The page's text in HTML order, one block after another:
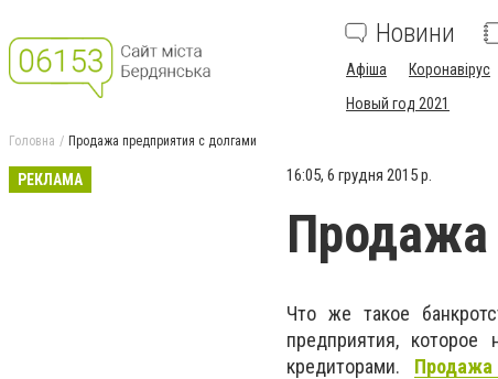
Новини
Афіша Коронавірус
Новый год 2021
Головна Продажа предприятия с долгами
РЕКЛАМА 16:05, 6 грудня 2015 р.
Продажа
Что же такое
предприятия,
кредиторами.